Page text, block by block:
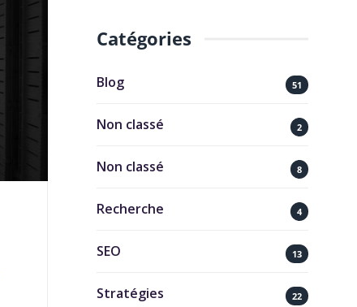
Catégories
Blog 51
Non classé 2
Non classé 8
Recherche 4
SEO 13
Stratégies 22